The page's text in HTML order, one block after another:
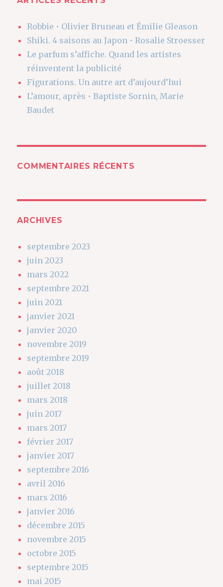
Robbie • Olivier Bruneau et Émilie Gleason
Shiki. 4 saisons au Japon • Rosalie Stroesser
Le parfum s’affiche. Quand les artistes
réinventent la publicité
Figurations. Un autre art d’aujourd’hui
L’amour, après • Baptiste Sornin, Marie
Baudet
COMMENTAIRES RÉCENTS
ARCHIVES
septembre 2023
juin 2023
mars 2022
septembre 2021
juin 2021
janvier 2021
janvier 2020
novembre 2019
septembre 2019
août 2018
juillet 2018
mars 2018
juin 2017
mars 2017
février 2017
janvier 2017
septembre 2016
avril 2016
mars 2016
janvier 2016
décembre 2015
novembre 2015
octobre 2015
septembre 2015
mai 2015